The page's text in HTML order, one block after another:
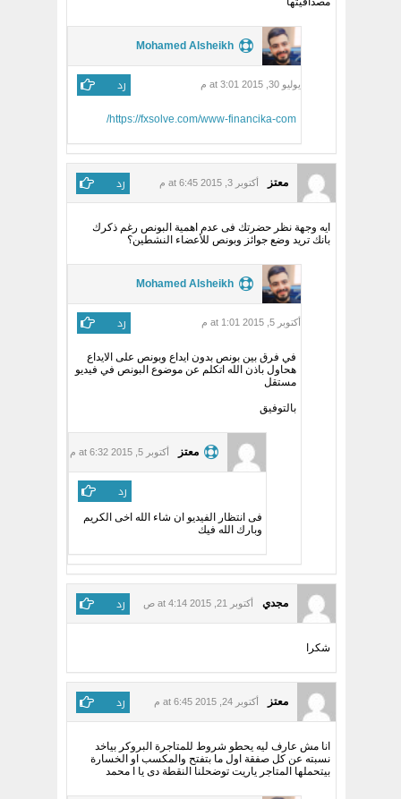
Mohamed Alsheikh
يوليو 30, 2015 at 3:01 م رد
https://fxsolve.com/www-financika-com/
معتز أكتوبر 3, 2015 at 6:45 م رد
ايه وجهة نظر حضرتك فى عدم اهمية البونص رغم ذكرك
بانك تريد وضع جوائز وبونص للأعضاء النشطين؟
Mohamed Alsheikh
أكتوبر 5, 2015 at 1:01 م رد
في فرق بين بونص بدون ايداع وبونص على الايداع
هحاول باذن الله اتكلم عن موضوع البونص في فيديو
مستقل
بالتوفيق
معتز أكتوبر 5, 2015 at 6:32 م
رد
فى انتظار الفيديو ان شاء الله اخى الكريم
وبارك الله فيك
مجدي أكتوبر 21, 2015 at 4:14 ص رد
شكرا
معتز أكتوبر 24, 2015 at 6:45 م رد
انا مش عارف ليه يحطو شروط للمتاجرة البروكر بياخد
نسبته عن كل صفقة اول ما بتفتح والمكسب او الخسارة
بيتحملها المتاجر ياريت توضحلنا النقطة دى يا ا محمد